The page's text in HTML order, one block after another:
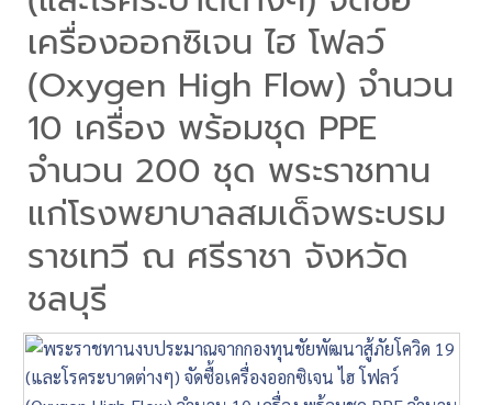
เครื่องออกซิเจน ไฮ โฟลว์
(Oxygen High Flow) จำนวน
10 เครื่อง พร้อมชุด PPE
จำนวน 200 ชุด พระราชทาน
แก่โรงพยาบาลสมเด็จพระบรม
ราชเทวี ณ ศรีราชา จังหวัด
ชลบุรี